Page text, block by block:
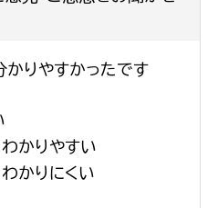
かりやすかったです
かりやすい
かりにくい